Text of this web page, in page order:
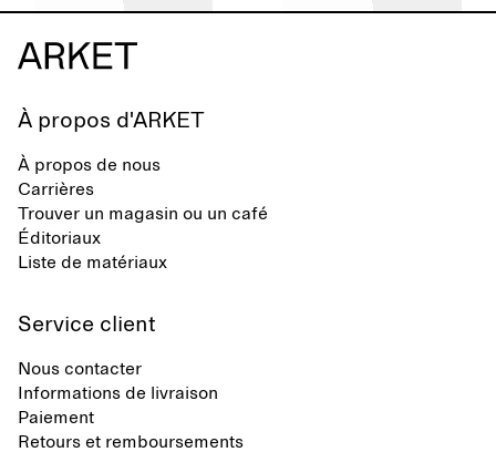
À propos d'ARKET
À propos de nous
Carrières
Trouver un magasin ou un café
Éditoriaux
Liste de matériaux
Service client
Nous contacter
Informations de livraison
Paiement
Retours et remboursements